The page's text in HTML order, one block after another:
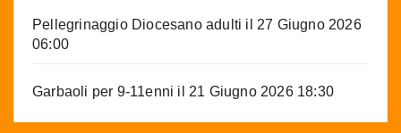
Pellegrinaggio Diocesano adulti il 27 Giugno 2026
06:00
Garbaoli per 9-11enni il 21 Giugno 2026 18:30